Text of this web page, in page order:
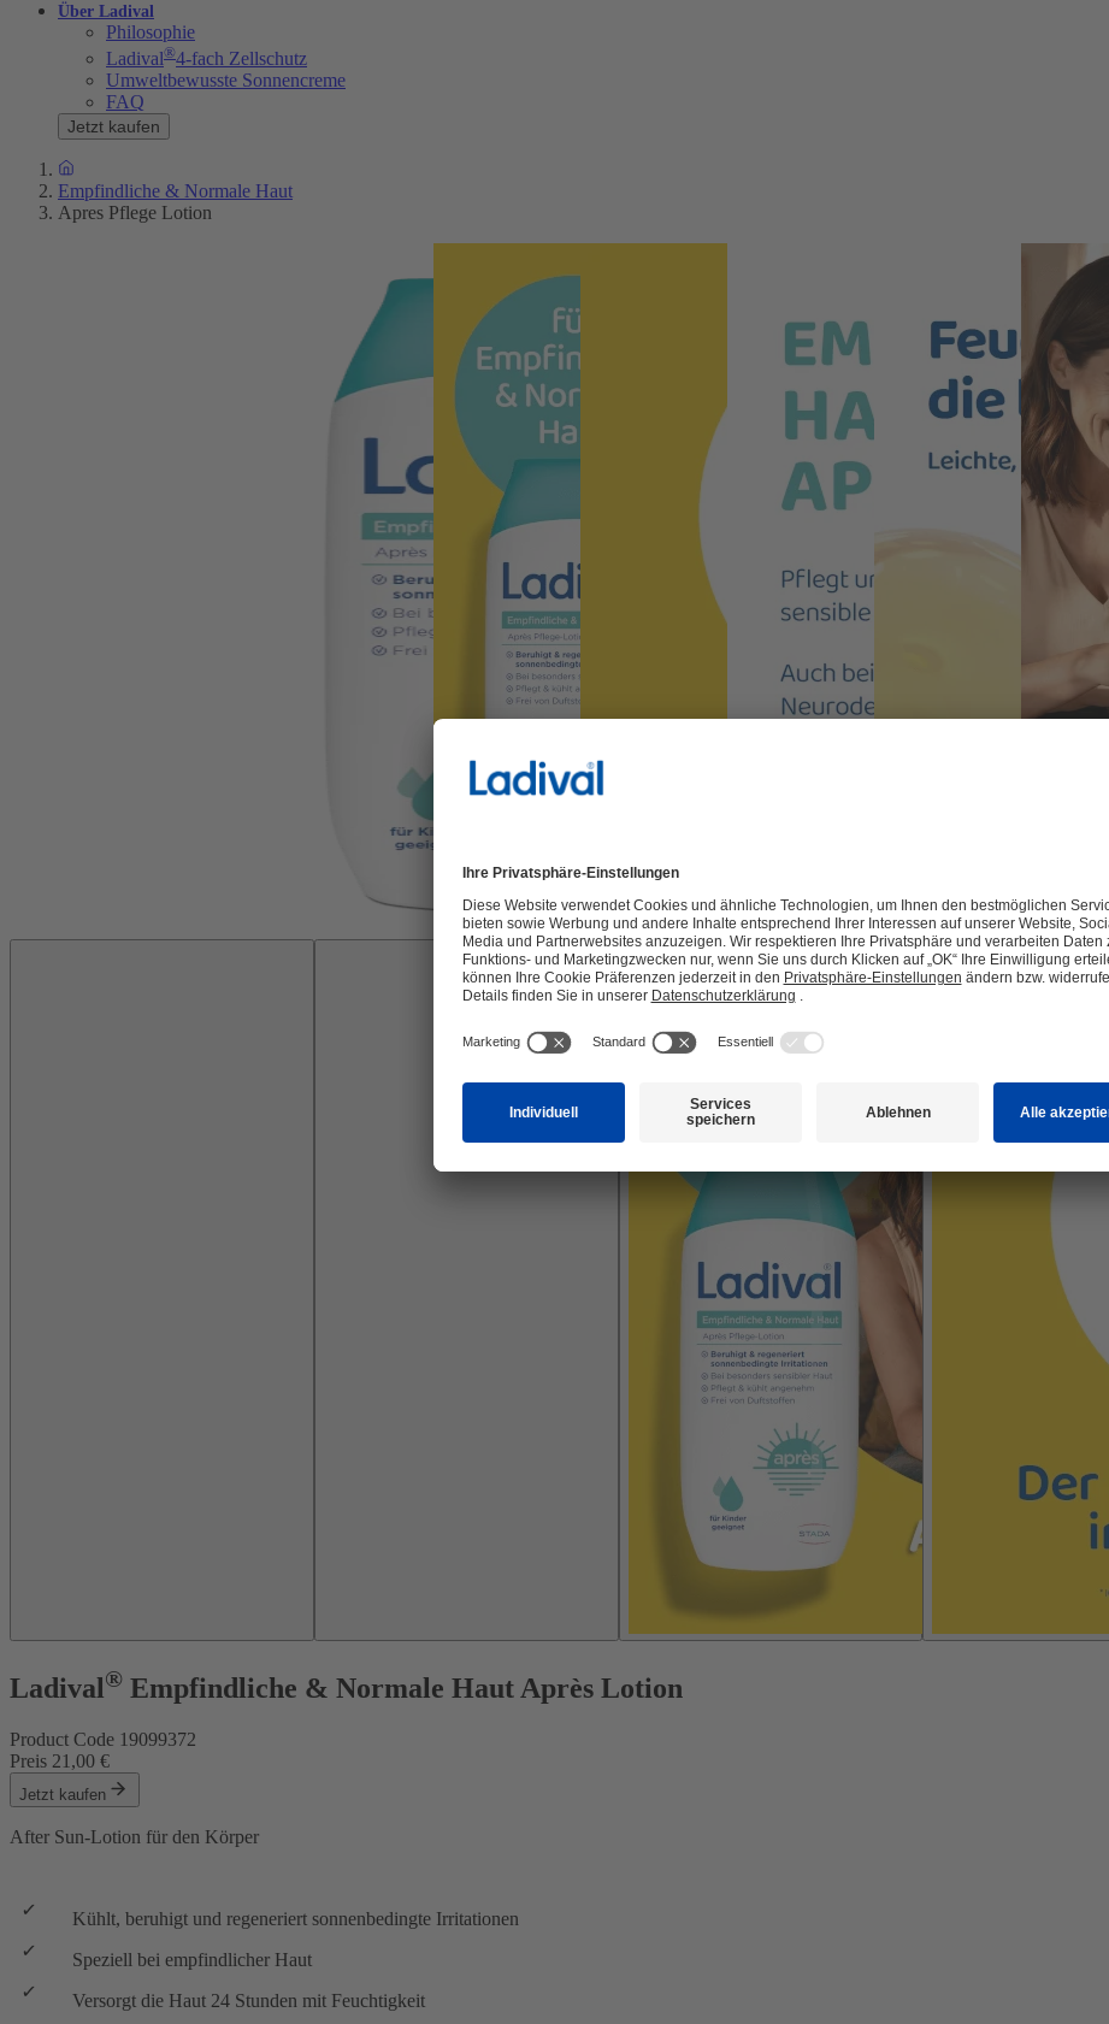
Über Ladival
Philosophie
Ladival®4-fach Zellschutz
Umweltbewusste Sonnencreme
FAQ
Jetzt kaufen
Empfindliche & Normale Haut
Apres Pflege Lotion
Ladival® Empfindliche & Normale Haut Après Lotion
Product Code 19099372
Preis 21,00 €
Jetzt kaufen
After Sun-Lotion für den Körper
Kühlt, beruhigt und regeneriert sonnenbedingte Irritationen
Speziell bei empfindlicher Haut
Versorgt die Haut 24 Stunden mit Feuchtigkeit